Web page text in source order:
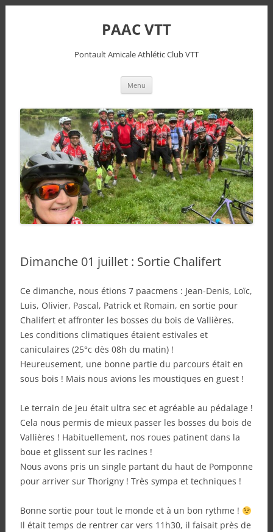
PAAC VTT
Pontault Amicale Athlétic Club VTT
Menu
Dimanche 01 juillet : Sortie Chalifert
Ce dimanche, nous étions 7 paacmens : Jean-Denis, Loïc,
Luis, Olivier, Pascal, Patrick et Romain, en sortie pour
Chalifert et affronter les bosses du bois de Vallières.
Les conditions climatiques étaient estivales et
caniculaires (25°c dès 08h du matin) !
Heureusement, une bonne partie du parcours était en
sous bois ! Mais nous avions les moustiques en guest !
Le terrain de jeu était ultra sec et agréable au pédalage !
Cela nous permis de mieux passer les bosses du bois de
Vallières ! Habituellement, nos roues patinent dans la
boue et glissent sur les racines !
Nous avons pris un single partant du haut de Pomponne
pour arriver sur Thorigny ! Très sympa et techniques !
Bonne sortie pour tout le monde et à un bon rythme !
Il était temps de rentrer car vers 11h30, il faisait près de